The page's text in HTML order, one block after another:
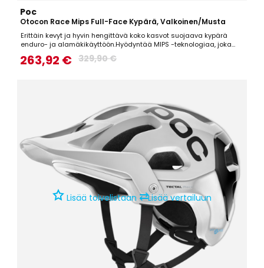
Poc
Otocon Race Mips Full-Face Kypärä, Valkoinen/Musta
Erittäin kevyt ja hyvin hengittävä koko kasvot suojaava kypärä
enduro- ja alamäkikäyttöön.Hyödyntää MIPS -teknologiaa, joka
suojaa tehokkaasti aivoja kaatumatilanteen aiheuttamaa
kiertoliikettä vastaan.Kypärässä on irrotettavat poskipehmusteet ja
263,92 € 329,90 €
Lisää toivelistaan ⇄Lisää vertailuun